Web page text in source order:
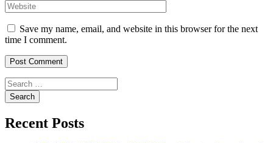
Save my name, email, and website in this browser for the next
time I comment.
Recent Posts